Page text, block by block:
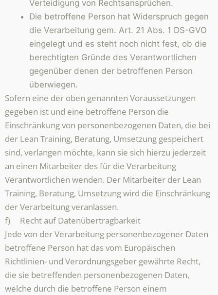
Verteidigung von Rechtsansprüchen.
Die betroffene Person hat Widerspruch gegen
die Verarbeitung gem. Art. 21 Abs. 1 DS-GVO
eingelegt und es steht noch nicht fest, ob die
berechtigten Gründe des Verantwortlichen
gegenüber denen der betroffenen Person
überwiegen.
Sofern eine der oben genannten Voraussetzungen
gegeben ist und eine betroffene Person die
Einschränkung von personenbezogenen Daten, die bei
der Lean Training, Beratung, Umsetzung gespeichert
sind, verlangen möchte, kann sie sich hierzu jederzeit
an einen Mitarbeiter des für die Verarbeitung
Verantwortlichen wenden. Der Mitarbeiter der Lean
Training, Beratung, Umsetzung wird die Einschränkung
der Verarbeitung veranlassen.
f) Recht auf Datenübertragbarkeit
Jede von der Verarbeitung personenbezogener Daten
betroffene Person hat das vom Europäischen
Richtlinien- und Verordnungsgeber gewährte Recht,
die sie betreffenden personenbezogenen Daten,
welche durch die betroffene Person einem